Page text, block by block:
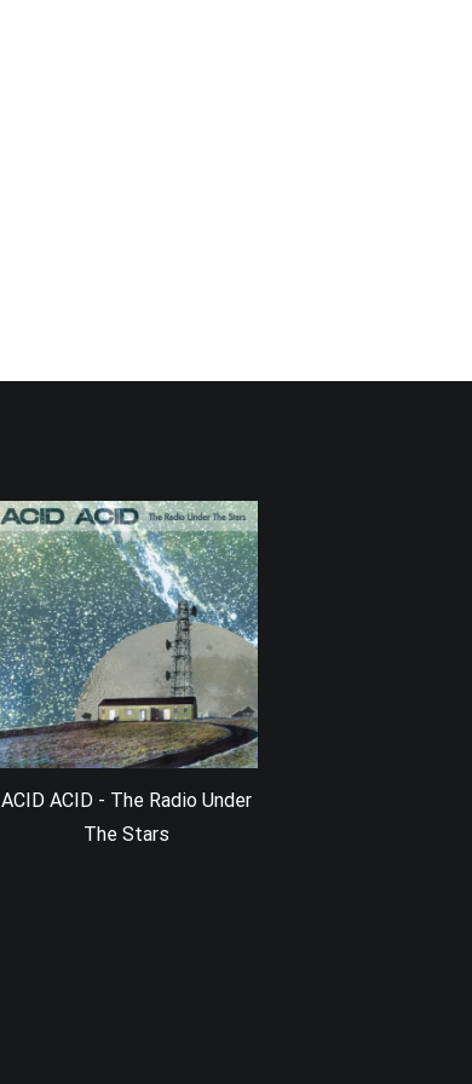
ACID ACID - The Radio Under
The Stars